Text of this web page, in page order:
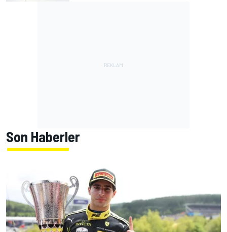
Son Haberler